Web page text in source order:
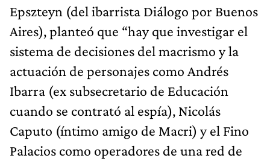
Epszteyn (del ibarrista Diálogo por Buenos
Aires), planteó que “hay que investigar el
sistema de decisiones del macrismo y la
actuación de personajes como Andrés
Ibarra (ex subsecretario de Educación
cuando se contrató al espía), Nicolás
Caputo (íntimo amigo de Macri) y el Fino
Palacios como operadores de una red de